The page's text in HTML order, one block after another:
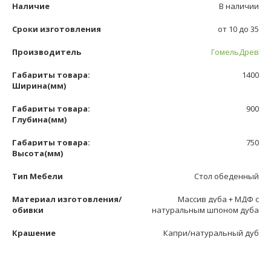
Наличие В наличии
Сроки изготовления от 10 до 35
Производитель ГомельДрев
Габариты товара:
Ширина(мм)
1400
Габариты товара:
Глубина(мм)
900
Габариты товара:
Высота(мм)
750
Тип Мебели Стол обеденный
Материал изготовления/
обивки
Массив дуба + МДФ с
натуральным шпоном дуба
Крашение Капри/натуральный дуб